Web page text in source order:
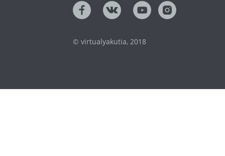
© virtualyakutia, 2018